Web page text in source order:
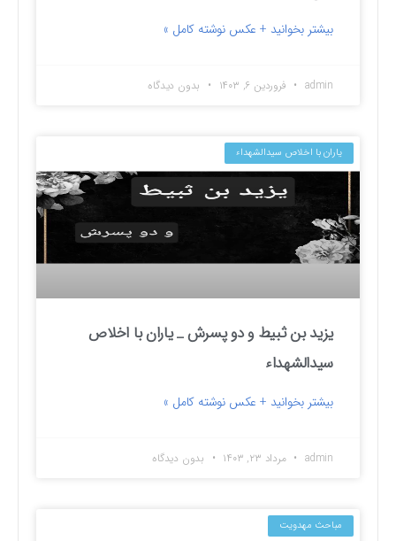
بیشتر بخوانید + عکس نوشته کامل »
admin فروردین ۶, ۱۴۰۳ بدون دیدگاه
یاران با اخلاص سیدالشهداء
یزید بن ثبیط و دو پسرش _ یاران با اخلاص
سیدالشهداء
بیشتر بخوانید + عکس نوشته کامل »
admin مرداد ۲۳, ۱۴۰۳ بدون دیدگاه
مباحث مهدویت